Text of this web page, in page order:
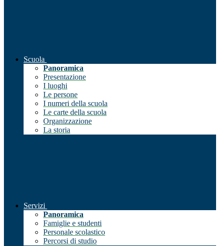
Scuola
Panoramica
Presentazione
I luoghi
Le persone
I numeri della scuola
Le carte della scuola
Organizzazione
La storia
Servizi
Panoramica
Famiglie e studenti
Personale scolastico
Percorsi di studio